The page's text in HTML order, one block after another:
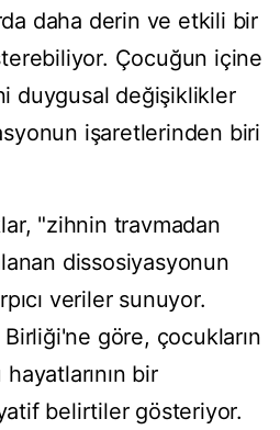
daha derin ve etkili bir
Çocuğun içine
duygusal değişiklikler
işaretlerinden biri
"zihnin travmadan
dissosiyasyonun
veriler sunuyor.
göre, çocukların
bir
belirtiler gösteriyor.